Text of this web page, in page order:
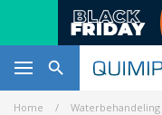

Home Waterbehandeling